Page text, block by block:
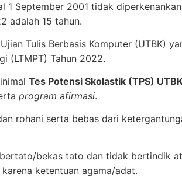
1 September 2001 tidak
adalah 15 tahun.
Tulis Berbasis Komputer (UTBK)
(LTMPT) Tahun 2022.
Tes Potensi Skolastik (TPS)
program afirmasi.
rohani serta bebas dari
bekas tato dan tidak bertindik
ketentuan agama/adat.